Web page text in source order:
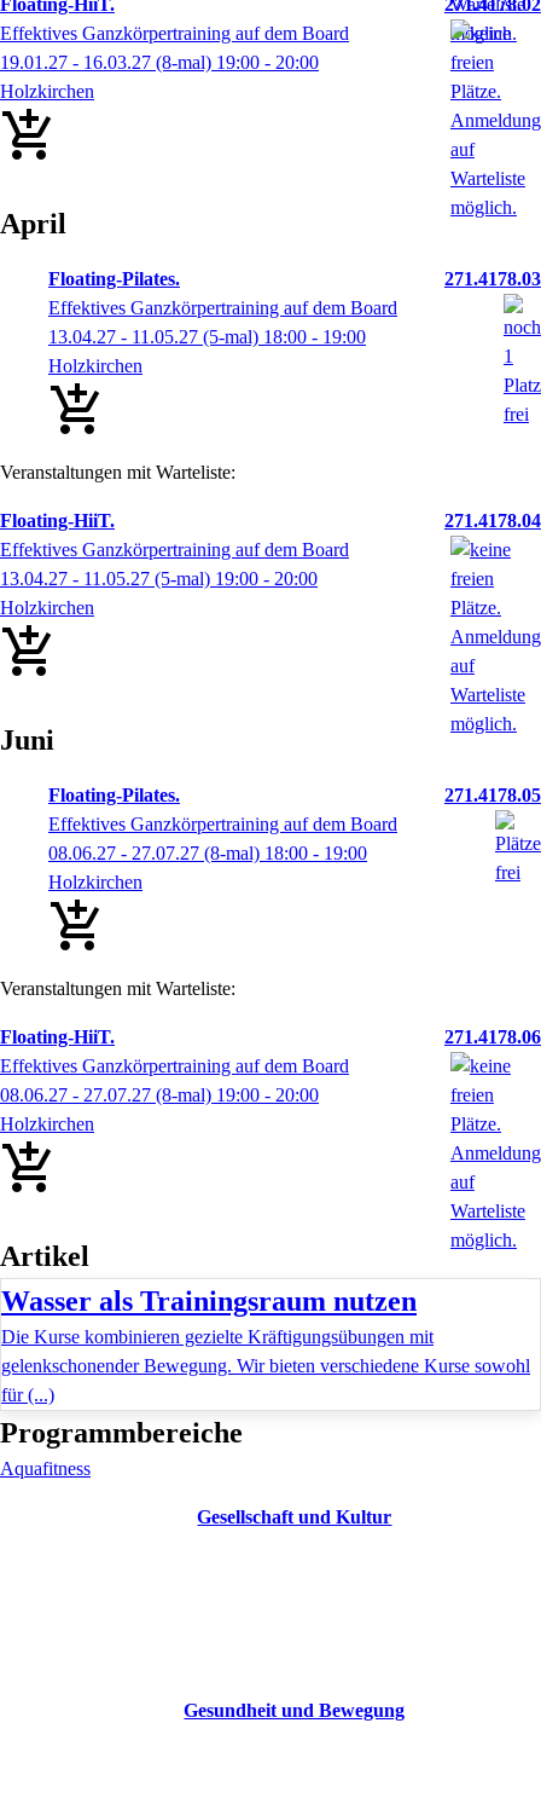
Floating-HiiT.
271.4178.02
Effektives Ganzkörpertraining auf dem Board
19.01.27 - 16.03.27 (8-mal) 19:00 - 20:00
Holzkirchen
April
Floating-Pilates.
271.4178.03
Effektives Ganzkörpertraining auf dem Board
13.04.27 - 11.05.27 (5-mal) 18:00 - 19:00
Holzkirchen
Veranstaltungen mit Warteliste:
Floating-HiiT.
271.4178.04
Effektives Ganzkörpertraining auf dem Board
13.04.27 - 11.05.27 (5-mal) 19:00 - 20:00
Holzkirchen
Juni
Floating-Pilates.
271.4178.05
Effektives Ganzkörpertraining auf dem Board
08.06.27 - 27.07.27 (8-mal) 18:00 - 19:00
Holzkirchen
Veranstaltungen mit Warteliste:
Floating-HiiT.
271.4178.06
Effektives Ganzkörpertraining auf dem Board
08.06.27 - 27.07.27 (8-mal) 19:00 - 20:00
Holzkirchen
Artikel
Wasser als Trainingsraum nutzen
Die Kurse kombinieren gezielte Kräftigungsübungen mit
gelenkschonender Bewegung. Wir bieten verschiedene Kurse sowohl
für (...)
Programmbereiche
Aquafitness
Gesellschaft und Kultur
Gesundheit und Bewegung